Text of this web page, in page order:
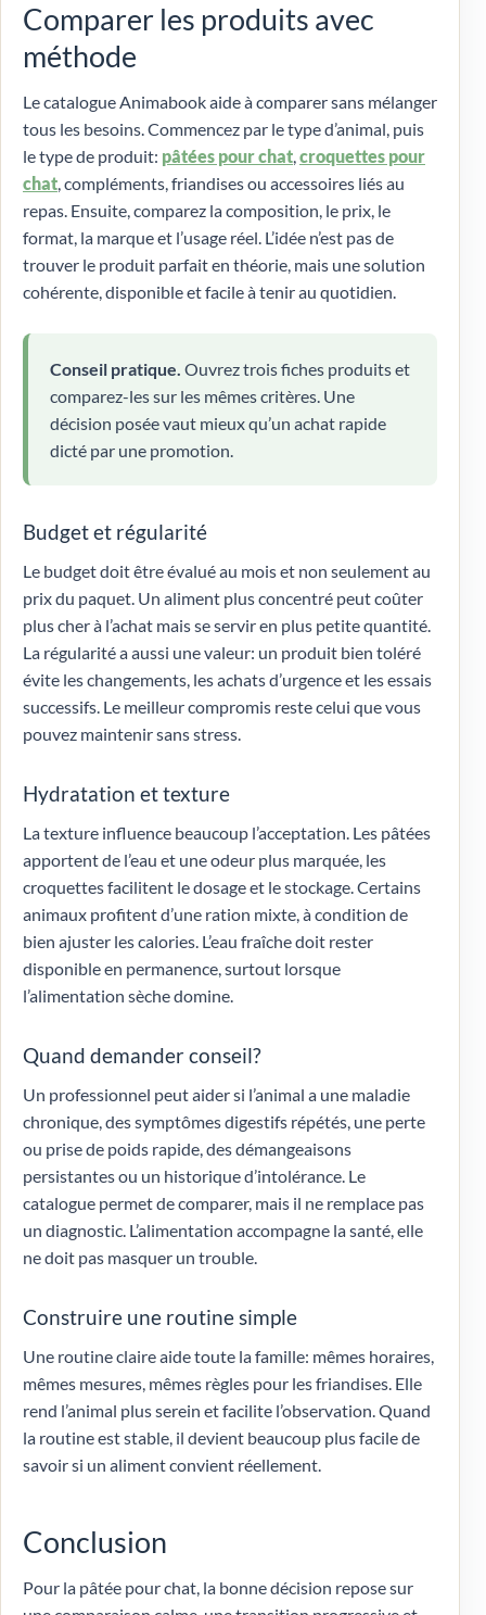
Comparer les produits avec
méthode
Le catalogue Animabook aide à comparer sans mélanger
tous les besoins. Commencez par le type d’animal, puis
le type de produit: pâtées pour chat,croquettes pour
chat, compléments, friandises ou accessoires liés au
repas. Ensuite, comparez la composition, le prix, le
format, la marque et l’usage réel. L’idée n’est pas de
trouver le produit parfait en théorie, mais une solution
cohérente, disponible et facile à tenir au quotidien.
Conseil pratique. Ouvrez trois fiches produits et
comparez-les sur les mêmes critères. Une
décision posée vaut mieux qu’un achat rapide
dicté par une promotion.
Budget et régularité
Le budget doit être évalué au mois et non seulement au
prix du paquet. Un aliment plus concentré peut coûter
plus cher à l’achat mais se servir en plus petite quantité.
La régularité a aussi une valeur: un produit bien toléré
évite les changements, les achats d’urgence et les essais
successifs. Le meilleur compromis reste celui que vous
pouvez maintenir sans stress.
Hydratation et texture
La texture influence beaucoup l’acceptation. Les pâtées
apportent de l’eau et une odeur plus marquée, les
croquettes facilitent le dosage et le stockage. Certains
animaux profitent d’une ration mixte, à condition de
bien ajuster les calories. L’eau fraîche doit rester
disponible en permanence, surtout lorsque
l’alimentation sèche domine.
Quand demander conseil?
Un professionnel peut aider si l’animal a une maladie
chronique, des symptômes digestifs répétés, une perte
ou prise de poids rapide, des démangeaisons
persistantes ou un historique d’intolérance. Le
catalogue permet de comparer, mais il ne remplace pas
un diagnostic. L’alimentation accompagne la santé, elle
ne doit pas masquer un trouble.
Construire une routine simple
Une routine claire aide toute la famille: mêmes horaires,
mêmes mesures, mêmes règles pour les friandises. Elle
rend l’animal plus serein et facilite l’observation. Quand
la routine est stable, il devient beaucoup plus facile de
savoir si un aliment convient réellement.
Conclusion
Pour la pâtée pour chat, la bonne décision repose sur